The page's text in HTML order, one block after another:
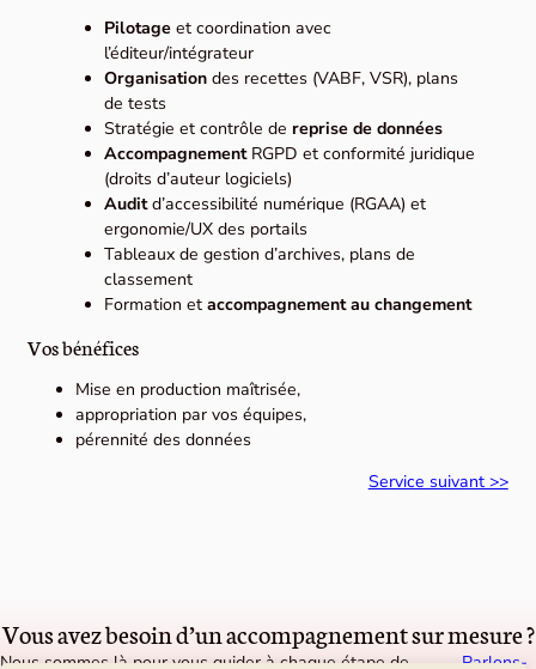
Pilotageet coordination avec
l’éditeur/intégrateur
Organisationdes recettes (VABF, VSR), plans
de tests
Stratégie et contrôle de reprise de données
AccompagnementRGPD et conformité juridique
(droits d’auteur logiciels)
Auditd’accessibilité numérique (RGAA) et
ergonomie/UX des portails
Tableaux de gestion d’archives, plans de
classement
Formation et accompagnement au changement
Vos bénéfices
Mise en production maîtrisée,
appropriation par vos équipes,
pérennité des données
Service suivant >>
Vous avez besoin d’un accompagnement sur mesure ?
Nous sommes là pour vous guider à chaque étape de Parlons-